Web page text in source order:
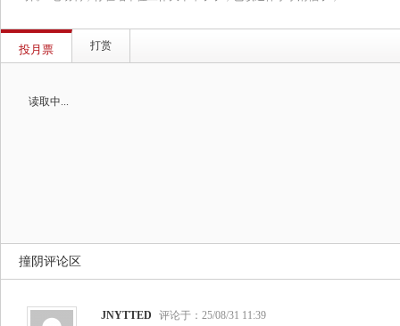
投月票 打赏
读取中...
撞阴评论区
JNYTTED 评论于：25/08/31 11:39